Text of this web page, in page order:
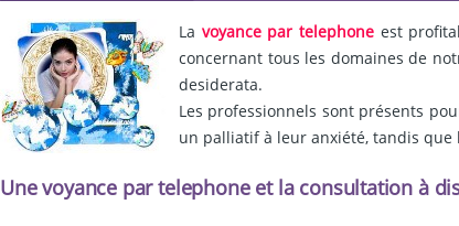
La voyance par telephoneest
concernant tous les domaines de
desiderata.
Les professionnels sont présents
un palliatif à leur anxiété, tandis que
Une voyance par telephone et la consultation à